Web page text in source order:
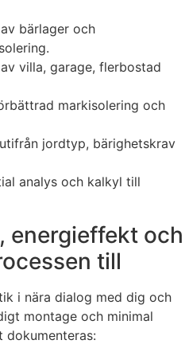
bärlager och
villa, garage, flerbostad
markisolering och
jordtyp, bärighetskrav
analys och kalkyl till
energieffekt och
till
i nära dialog med dig och
montage och minimal
dokumenteras: